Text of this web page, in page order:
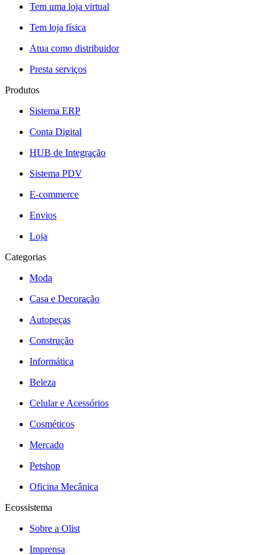
Tem uma loja virtual
Tem loja física
Atua como distribuidor
Presta serviços
Produtos
Sistema ERP
Conta Digital
HUB de Integração
Sistema PDV
E-commerce
Envios
Loja
Categorias
Moda
Casa e Decoração
Autopeças
Construção
Informática
Beleza
Celular e Acessórios
Cosméticos
Mercado
Petshop
Oficina Mecânica
Ecossistema
Sobre a Olist
Imprensa